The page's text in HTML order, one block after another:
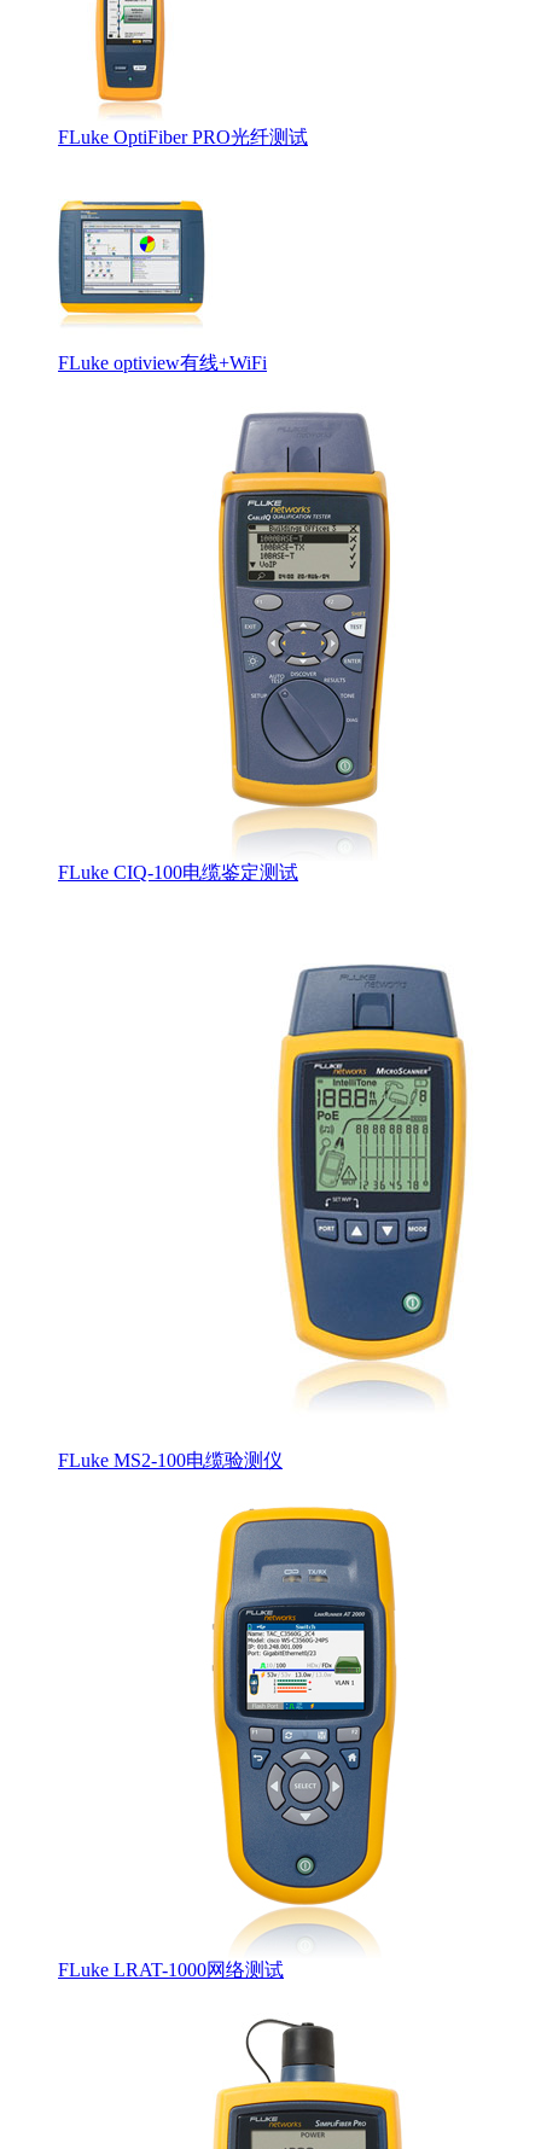
安捷伦工程师证
FLuke OptiFiber PRO光纤测试
FLuke optiview有线+WiFi
FLuke CIQ-100电缆鉴定测试
FLuke MS2-100电缆验测仪
FLuke LRAT-1000网络测试